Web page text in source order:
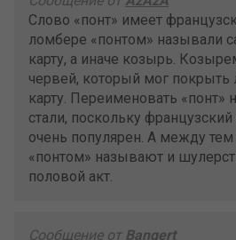
Слово «понт» имеет
ломбере «понтом» называли
карту, а иначе козырь.
червей, который мог
карту. Переименовать «понт»
стали, поскольку
очень популярен. А между
«понтом» называют и
половой акт.
Сообщение от Bangert